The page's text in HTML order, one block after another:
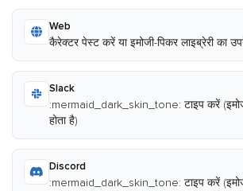
Web
कैरेक्टर पेस्ट करें या इमोजी-पिकर लाइब्रेरी का
Slack
:mermaid_dark_skin_tone: टाइप करें
होता है)
Discord
:mermaid_dark_skin_tone: टाइप करें